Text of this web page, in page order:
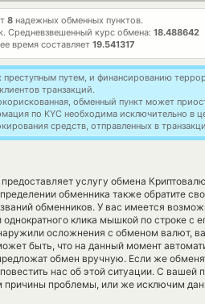
8 надежных обменных пунктов.
Средневзвешенный курс обмена: 18.488642
время составляет 19.541317
преступным путем, и финансированию
транзакций.
обменный пункт может
по KYC необходима исключительно в
средств, отправленных в
услугу обмена
обменника также обратите
обменников. У вас имеется
клика мышкой по строке с
осложнения с обменом валют,
быть, что на данный момент
обмен вручную. Если же
нас об этой ситуации. С
проблемы, или же исключим